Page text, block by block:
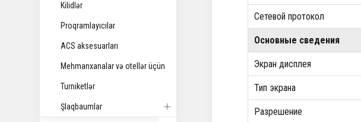
Kilidlər
Proqramlayıcılar
ACS aksesuarları
Mehmanxanalar və otellər üçün
Turniketlər
Şlaqbaumlar
Сетевой протокол
Основные сведения
Экран дисплея
Тип экрана
Разрешение